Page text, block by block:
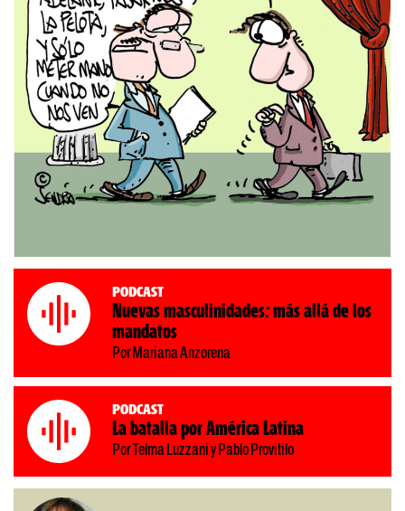
Podcast
Nuevas masculinidades: más allá de los
mandatos
Por Mariana Anzorena
Podcast
La batalla por América Latina
Por Telma Luzzani y Pablo Provitilo